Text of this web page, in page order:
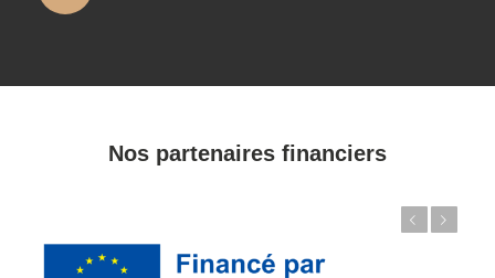
Nos partenaires financiers